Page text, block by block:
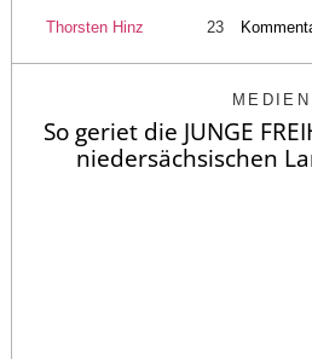
Thorsten Hinz 23
MEDIEN
So geriet die JUNGE
niedersächsischen